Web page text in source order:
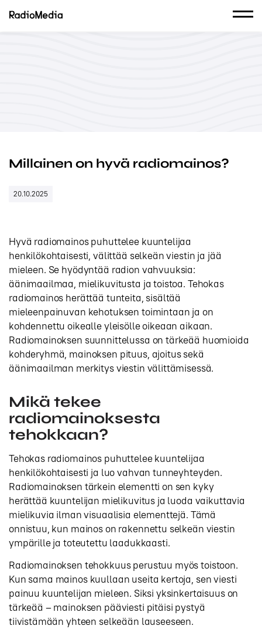
Millainen on hyvä radiomainos?
20.10.2025
Hyvä radiomainos puhuttelee kuuntelijaa
henkilökohtaisesti, välittää selkeän viestin ja jää
mieleen. Se hyödyntää radion vahvuuksia:
äänimaailmaa, mielikuvitusta ja toistoa. Tehokas
radiomainos herättää tunteita, sisältää
mieleenpainuvan kehotuksen toimintaan ja on
kohdennettu oikealle yleisölle oikeaan aikaan.
Radiomainoksen suunnittelussa on tärkeää huomioida
kohderyhmä, mainoksen pituus, ajoitus sekä
äänimaailman merkitys viestin välittämisessä.
Mikä tekee
radiomainoksesta
tehokkaan?
Tehokas radiomainos puhuttelee kuuntelijaa
henkilökohtaisesti ja luo vahvan tunneyhteyden.
Radiomainoksen tärkein elementti on sen kyky
herättää kuuntelijan mielikuvitus ja luoda vaikuttavia
mielikuvia ilman visuaalisia elementtejä. Tämä
onnistuu, kun mainos on rakennettu selkeän viestin
ympärille ja toteutettu laadukkaasti.
Radiomainoksen tehokkuus perustuu myös toistoon.
Kun sama mainos kuullaan useita kertoja, sen viesti
painuu kuuntelijan mieleen. Siksi yksinkertaisuus on
tärkeää – mainoksen pääviesti pitäisi pystyä
tiivistämään yhteen selkeään lauseeseen.